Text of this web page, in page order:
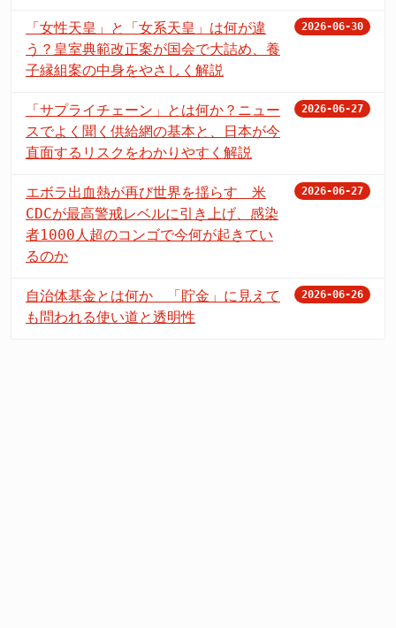
「女性天皇」と「女系天皇」は何が違
う？皇室典範改正案が国会で大詰め、養
子縁組案の中身をやさしく解説
2026-06-30
「サプライチェーン」とは何か？ニュー
スでよく聞く供給網の基本と、日本が今
直面するリスクをわかりやすく解説
2026-06-27
エボラ出血熱が再び世界を揺らす 米
CDCが最高警戒レベルに引き上げ、感染
者1000人超のコンゴで今何が起きてい
るのか
2026-06-27
自治体基金とは何か 「貯金」に見えて
も問われる使い道と透明性
2026-06-26